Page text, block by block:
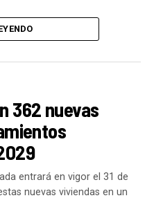
¿qué balance
en tus áreas dentro
proyectos
y mejorar la vida
importante como la
responsabilidad es la
son las prioridades
362 nuevas
entrará en vigor el 31 de
nuevas viviendas en un